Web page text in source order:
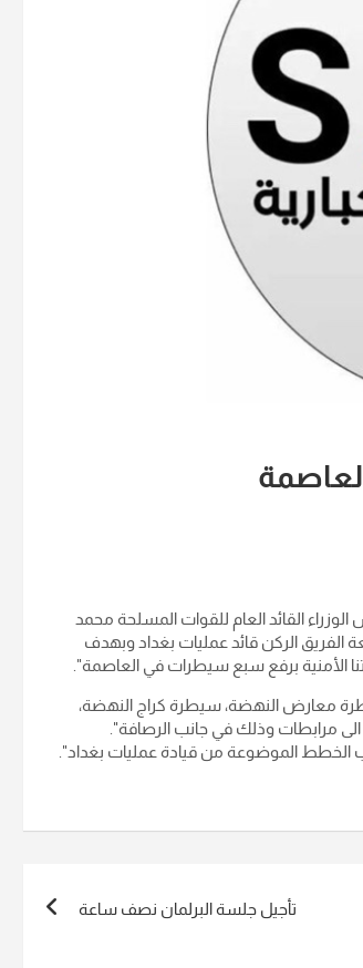
الوزراء القائد العام للقوات المسلحة محمد
الركن قائد عمليات بغداد وبهدف
الأمنية برفع سبع سيطرات في العاصمة".
معارض النهضة، سيطرة كراج النهضة،
الخطط الموضوعة من قيادة عمليات بغداد".
تأجيل جلسة البرلمان نصف ساعة